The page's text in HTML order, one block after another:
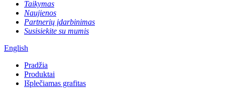
Taikymas
Naujienos
Partnerių įdarbinimas
Susisiekite su mumis
English
Pradžia
Produktai
Išplečiamas grafitas